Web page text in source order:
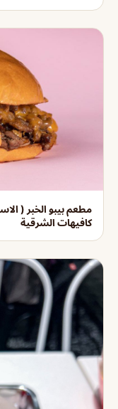
مطعم بيبو الخبر (
كافيهات الشرقية